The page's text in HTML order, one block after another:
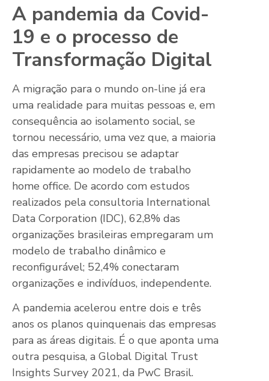
A pandemia da Covid-
19 e o processo de
Transformação Digital
A migração para o mundo on-line já era
uma realidade para muitas pessoas e, em
consequência ao isolamento social, se
tornou necessário, uma vez que, a maioria
das empresas precisou se adaptar
rapidamente ao modelo de trabalho
home office. De acordo com estudos
realizados pela consultoria International
Data Corporation (IDC), 62,8% das
organizações brasileiras empregaram um
modelo de trabalho dinâmico e
reconfigurável; 52,4% conectaram
organizações e indivíduos, independente.
A pandemia acelerou entre dois e três
anos os planos quinquenais das empresas
para as áreas digitais. É o que aponta uma
outra pesquisa, a Global Digital Trust
Insights Survey 2021, da PwC Brasil.